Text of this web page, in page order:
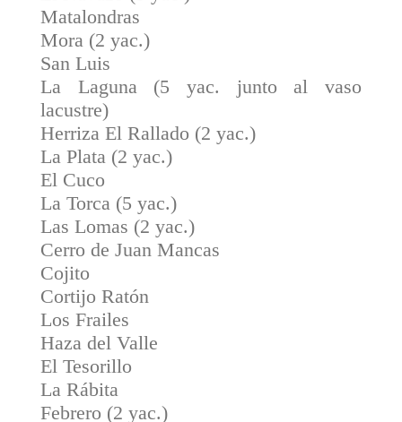
Matalondras
Mora (2 yac.)
San Luis
La Laguna (5 yac. junto al vaso
lacustre)
Herriza El Rallado (2 yac.)
La Plata (2 yac.)
El Cuco
La Torca (5 yac.)
Las Lomas (2 yac.)
Cerro de Juan Mancas
Cojito
Cortijo Ratón
Los Frailes
Haza del Valle
El Tesorillo
La Rábita
Febrero (2 yac.)